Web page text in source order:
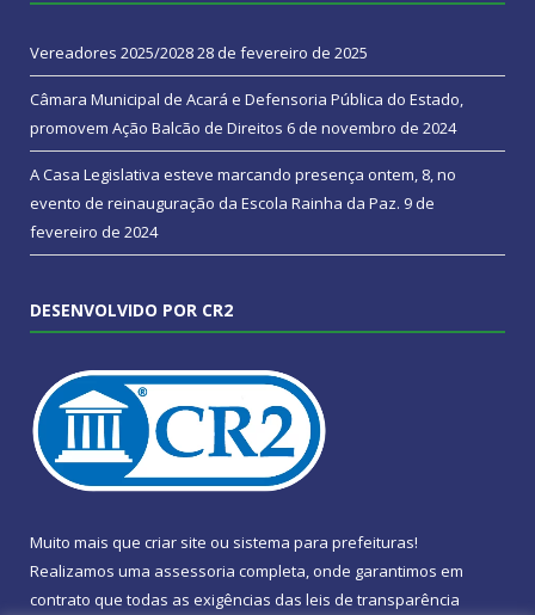
Vereadores 2025/202828 de fevereiro de 2025
Câmara Municipal de Acará e Defensoria Pública do Estado,
promovem Ação Balcão de Direitos 6 de novembro de 2024
A Casa Legislativa esteve marcando presença ontem, 8, no
evento de reinauguração da Escola Rainha da Paz. 9 de
fevereiro de 2024
DESENVOLVIDO POR CR2
Muito mais que criar site ou sistema para prefeituras!
Realizamos uma assessoria completa, onde garantimos em
contrato que todas as exigências das leis de transparência